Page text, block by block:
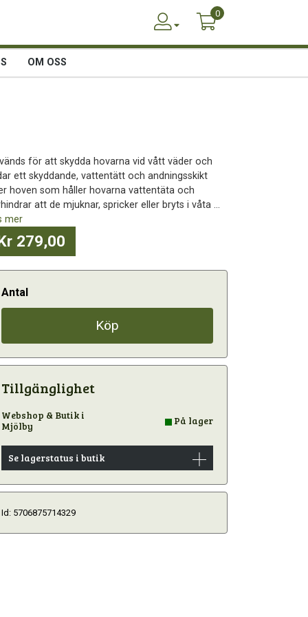
0
OM OSS
för att skydda hovarna vid vått väder och
ett skyddande, vattentätt och andningsskikt
hoven som håller hovarna vattentäta och
att de mjuknar, spricker eller bryts i våta ...
mer
279,00
Antal
Köp
Tillgänglighet
Webshop & Butik i
Mjölby
På lager
Se lagerstatus i butik
Id: 5706875714329